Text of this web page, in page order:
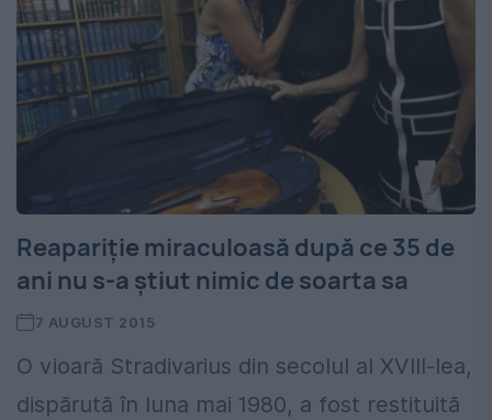
Reapariţie miraculoasă după ce 35 de
ani nu s-a ştiut nimic de soarta sa
7 AUGUST 2015
O vioară Stradivarius din secolul al XVIII-lea,
dispărută în luna mai 1980, a fost restituită